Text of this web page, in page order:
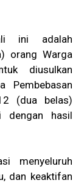
ini adalah
orang Warga
diusulkan
Pembebasan
(dua belas)
dengan hasil
menyeluruh
dan keaktifan